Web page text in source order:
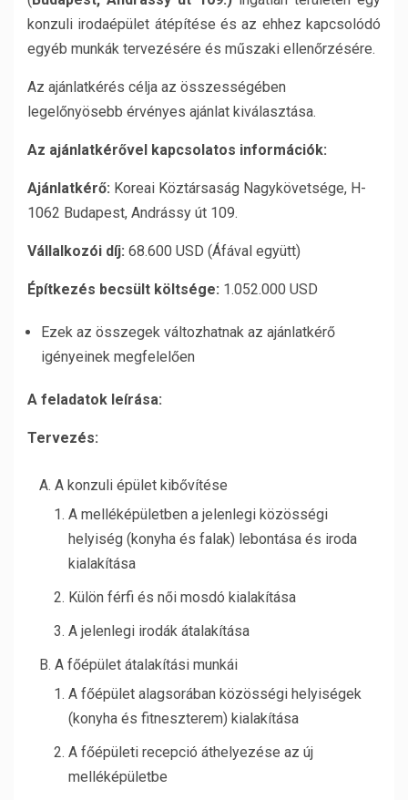
konzuli irodaépület átépítése és az ehhez kapcsolódó
egyéb munkák tervezésére és műszaki ellenőrzésére.
Az ajánlatkérés célja az összességében
legelőnyösebb érvényes ajánlat kiválasztása.
Az ajánlatkérővel kapcsolatos információk:
Ajánlatkérő: Koreai Köztársaság Nagykövetsége, H-
1062 Budapest, Andrássy út 109.
Vállalkozói díj: 68.600 USD (Áfával együtt)
Építkezés becsült költsége: 1.052.000 USD
Ezek az összegek változhatnak az ajánlatkérő
igényeinek megfelelően
A feladatok leírása:
Tervezés:
A konzuli épület kibővítése
A melléképületben a jelenlegi közösségi
helyiség (konyha és falak) lebontása és iroda
kialakítása
Külön férfi és női mosdó kialakítása
A jelenlegi irodák átalakítása
A főépület átalakítási munkái
A főépület alagsorában közösségi helyiségek
(konyha és fitneszterem) kialakítása
A főépületi recepció áthelyezése az új
melléképületbe